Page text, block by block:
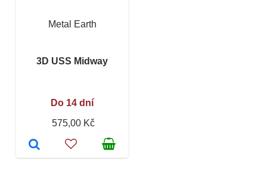
Metal Earth
3D USS Midway
Do 14 dní
575,00 Kč